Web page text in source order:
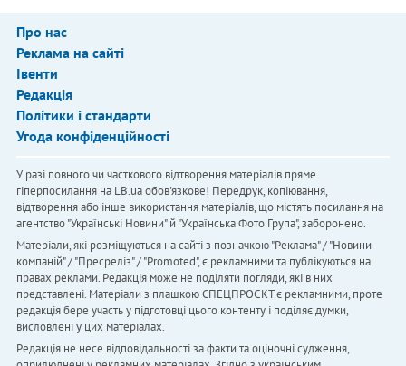
Про нас
Реклама на сайті
Івенти
Редакція
Політики і стандарти
Угода конфіденційності
У разі повного чи часткового відтворення матеріалів пряме
гіперпосилання на LB.ua обов'язкове! Передрук, копіювання,
відтворення або інше використання матеріалів, що містять посилання на
агентство "Українськi Новини" й "Українська Фото Група", заборонено.
Матеріали, які розміщуються на сайті з позначкою "Реклама" / "Новини
компаній" / "Пресреліз" / "Promoted", є рекламними та публікуються на
правах реклами. Редакція може не поділяти погляди, які в них
представлені. Матеріали з плашкою СПЕЦПРОЄКТ є рекламними, проте
редакція бере участь у підготовці цього контенту і поділяє думки,
висловлені у цих матеріалах.
Редакція не несе відповідальності за факти та оціночні судження,